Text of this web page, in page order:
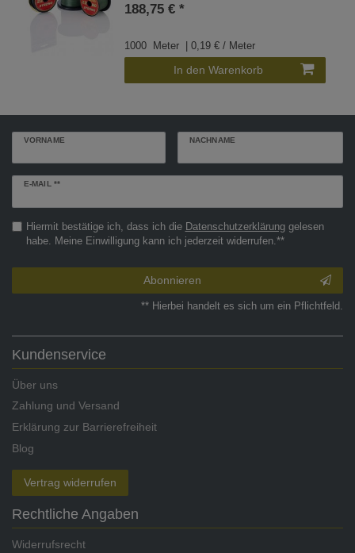
188,75 € *
1000 Meter | 0,19 € / Meter
In den Warenkorb
VORNAME NACHNAME
E-MAIL **
Newsletter
Hiermit bestätige ich, dass ich die Daten­schutz­erklärunggelesen
habe. Meine Einwilligung kann ich jederzeit widerrufen.**
Abonnieren
** Hierbei handelt es sich um ein Pflichtfeld.
Kundenservice
Über uns
Zahlung und Versand
Erklärung zur Barrierefreiheit
Blog
Vertrag widerrufen
Rechtliche Angaben
Widerrufsrecht